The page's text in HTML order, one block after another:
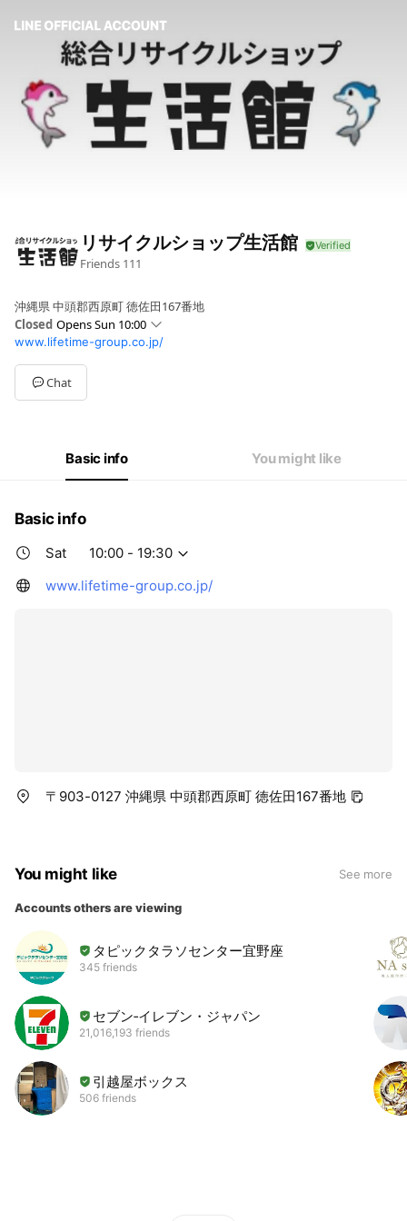
リサイクルショップ生活館
Friends 111
沖縄県 中頭郡西原町 徳佐田167番地
Closed Opens Sun 10:00
Sun10:00 - 19:30
Mon10:00 - 19:30
Tue10:00 - 19:30
Wed10:00 - 19:30
10:00 - 19:30
www.lifetime-group.co.jp/
Chat
Basic info You might like
Basic info
Sat
10:00 - 19:30
www.lifetime-group.co.jp/
〒903-0127 沖縄県 中頭郡西原町 徳佐田167番地
You might like See more
Accounts others are viewing
タピックタラソセンター宜野座
345 friends
セブン‐イレブン・ジャパン
21,016,193 friends
引越屋ボックス
506 friends